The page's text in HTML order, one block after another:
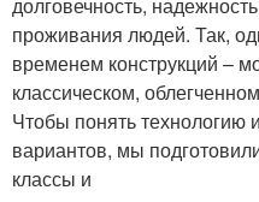
проживания людей. Так,
временем конструкций –
классическом,
Чтобы понять технологию
вариантов, мы
классы и